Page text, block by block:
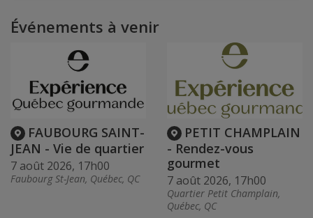
Événements à venir
FAUBOURG SAINT-
JEAN - Vie de quartier
7 août 2026, 17h00
Faubourg St-Jean, Québec, QC
PETIT CHAMPLAIN
- Rendez-vous
gourmet
7 août 2026, 17h00
Quartier Petit Champlain,
Québec, QC